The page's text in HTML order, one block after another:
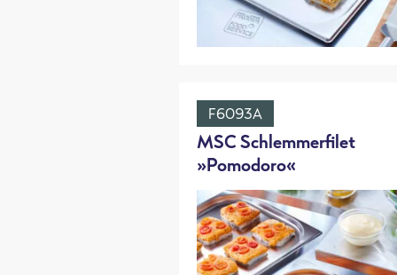
F6093A
MSC Schlemmerfilet
»Pomodoro«